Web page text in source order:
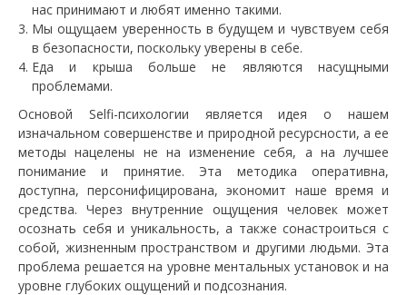
нас принимают и любят именно такими.
Мы ощущаем уверенность в будущем и чувствуем себя
в безопасности, поскольку уверены в себе.
Еда и крыша больше не являются насущными
проблемами.
Основой Selfi-психологии является идея о нашем
изначальном совершенстве и природной ресурсности, а ее
методы нацелены не на изменение себя, а на лучшее
понимание и принятие. Эта методика оперативна,
доступна, персонифицирована, экономит наше время и
средства. Через внутренние ощущения человек может
осознать себя и уникальность, а также сонастроиться с
собой, жизненным пространством и другими людьми. Эта
проблема решается на уровне ментальных установок и на
уровне глубоких ощущений и подсознания.